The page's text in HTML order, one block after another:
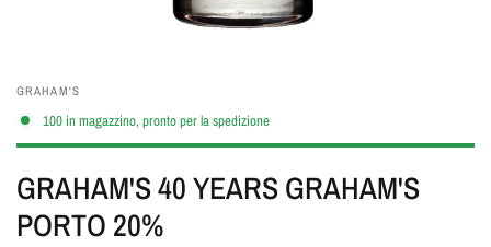
GRAHAM'S
100 in magazzino, pronto per la spedizione
GRAHAM'S 40 YEARS GRAHAM'S
PORTO 20%